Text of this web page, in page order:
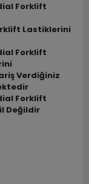
Forklift
Lastiklerini
Forklift
Verdiğiniz
Forklift
Değildir